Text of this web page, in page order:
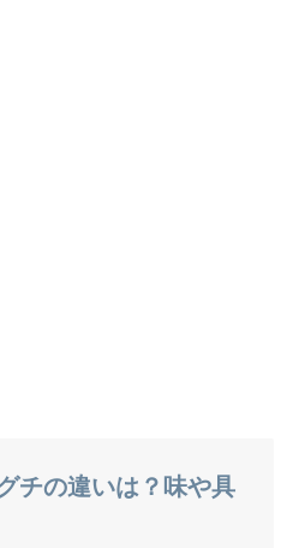
チの違いは？味や具